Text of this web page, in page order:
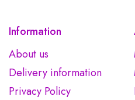
Information
About us
Delivery information
Privacy Policy